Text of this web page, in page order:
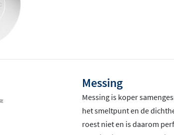
Messing
Messing is koper
het smeltpunt en de
roest niet en is daarom